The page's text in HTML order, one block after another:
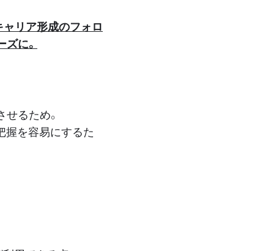
リア形成のフォロ
に。
るため。
握を容易にするた